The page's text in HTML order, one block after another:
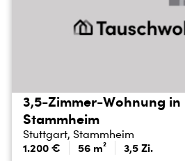
3,5-Zimmer-Wohnung
Stammheim
Stuttgart, Stammheim
1.200 € 56 m² 3,5 Zi.